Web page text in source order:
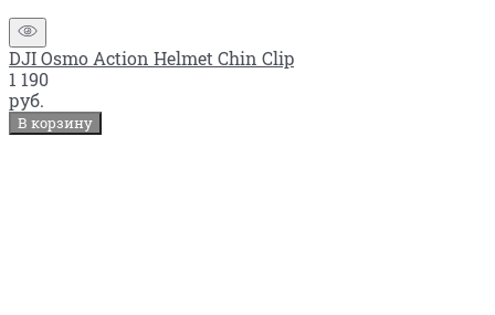
DJI Osmo Action Helmet Chin Clip
1 190
руб.
В корзину